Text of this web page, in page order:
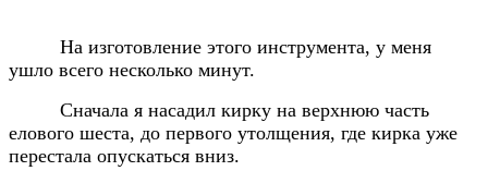
На изготовление этого инструмента, у меня
ушло всего несколько минут.
Сначала я насадил кирку на верхнюю часть
елового шеста, до первого утолщения, где кирка уже
перестала опускаться вниз.